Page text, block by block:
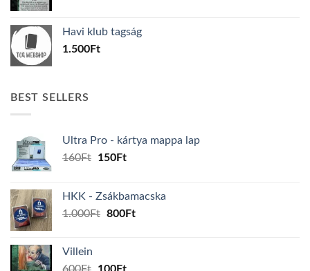
600Ft.100Ft.
Havi klub tagság
1.500Ft
BEST SELLERS
Ultra Pro - kártya mappa lap
160Ft
Original
160Ft.
150FtCurrent
150Ft.
HKK - Zsákbamacska
1.000Ft Original
800FtCurrent
Villein
OriginalCurrent